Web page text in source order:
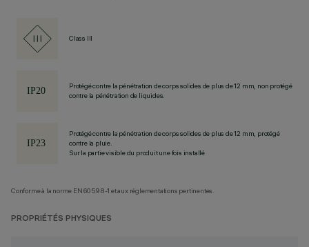
Class III
Protégé contre la pénétration de corps solides de plus de 12 mm, non protégé
contre la pénétration de liquides.
Protégé contre la pénétration de corps solides de plus de 12 mm, protégé
contre la pluie.
Sur la partie visible du produit une fois installé
Conforme à la norme EN60598-1 et aux réglementations pertinentes.
PROPRIÉTÉS PHYSIQUES